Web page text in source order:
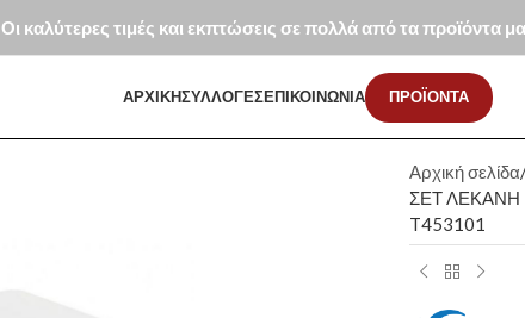
Οι καλύτερες τιμές και εκπτώσεις σε πολλά από τα προϊόντα
ΑΡΧΙΚΗΣΥΛΛΟΓΕΣΕΠΙΚΟΙΝΩΝΙΑ ΠΡΟΪΟΝΤΑ
Αρχική σελίδα
ΣΕΤ ΛΕΚΑΝΗ
T453101